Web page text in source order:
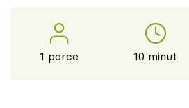
1 porce 10 minut